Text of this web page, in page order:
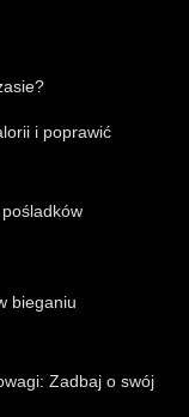
i poprawić
bieganiu
Zadbaj o swój